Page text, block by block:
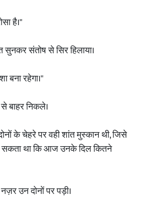
है।"
संतोष से सिर हिलाया।
बना रहेगा।"
बाहर निकले।
के चेहरे पर वही शांत मुस्कान थी, जिसे
था कि आज उनके दिल कितने
उन दोनों पर पड़ी।